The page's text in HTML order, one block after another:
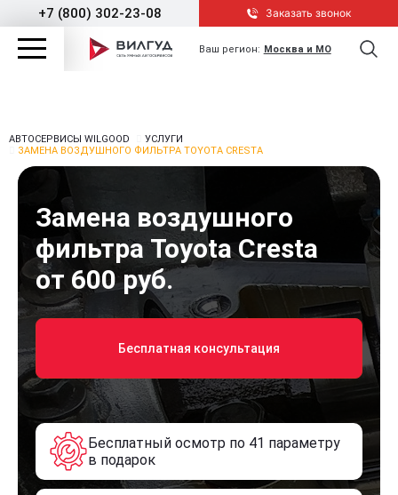
+7 (800) 302-23-08 Заказать звонок
Ваш регион: Москва и МО
АВТОСЕРВИСЫ WILGOOD
УСЛУГИ
ЗАМЕНА ВОЗДУШНОГО ФИЛЬТРА TOYOTA CRESTA
Замена воздушного
фильтра Toyota Cresta
от 600 руб.
Бесплатная консультация
Бесплатный осмотр по 41 параметру
в подарок